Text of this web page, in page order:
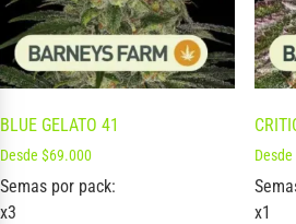
BLUE GELATO 41
Desde $69.000
Semas por pack:
x3
Desde
x1